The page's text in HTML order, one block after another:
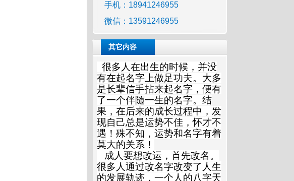
手机：18941246955
微信：13591246955
其它内容
很多人在出生的时候，并没
有在起名字上做足功夫。大多
是长辈信手拈来起名字，便有
了一个伴随一生的名字。结
果，在后来的成长过程中，发
现自己总是运势不佳，怀才不
遇！殊不知，运势和名字有着
莫大的关系！
成人要想改运，首先改名。
很多人通过改名字改变了人生
的发展轨迹，一个人的八字天